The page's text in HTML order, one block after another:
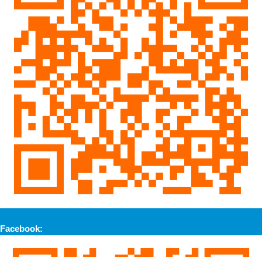
Facebook: